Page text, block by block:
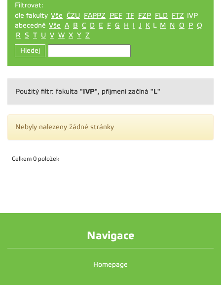
Filtrovat:
dle fakulty Vše ČZU FAPPZ PEF TF FZP FLD FTZ IVP
abecedně Vše A B C D E F G H I J K L M N O P Q
R S T U V W X Y Z
Hledej
Použitý filtr: fakulta "IVP", příjmení začíná "L"
Nebyly nalezeny žádné stránky
Celkem 0 položek
Navigace
Homepage